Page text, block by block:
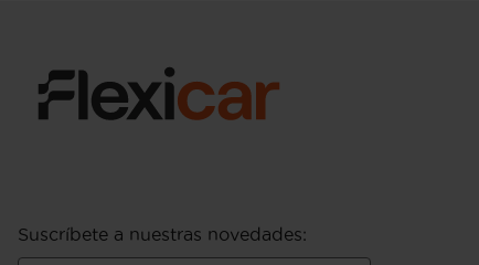
Suscríbete a nuestras novedades: